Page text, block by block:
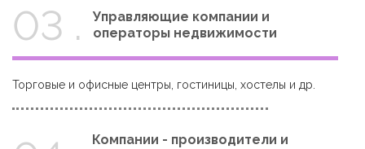
03 .
Управляющие компании и
операторы недвижимости
Торговые и офисные центры, гостиницы, хостелы и др.
Компании - производители и